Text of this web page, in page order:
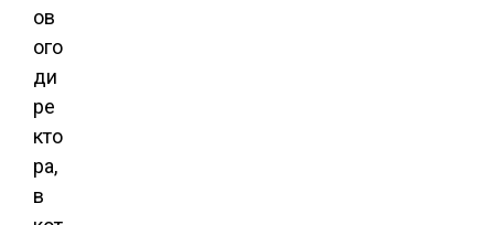
ов
ого
ди
ре
кто
ра,
в